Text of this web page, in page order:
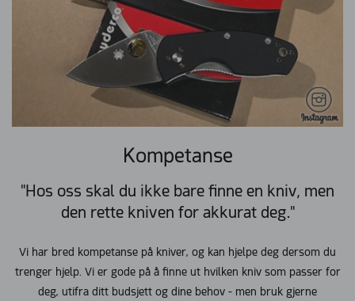
Kompetanse
"Hos oss skal du ikke bare finne en kniv, men
den rette kniven for akkurat deg."
Vi har bred kompetanse på kniver, og kan hjelpe deg dersom du
trenger hjelp. Vi er gode på å finne ut hvilken kniv som passer for
deg, utifra ditt budsjett og dine behov - men bruk gjerne